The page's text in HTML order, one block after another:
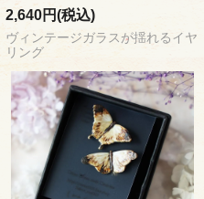
2,640円(税込)
ヴィンテージガラスが揺れるイヤ
リング